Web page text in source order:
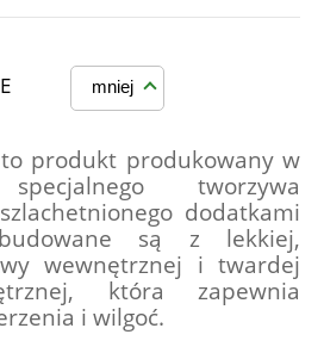
mniej
tworzywa
dodatkami
są z lekkiej,
wewnętrznej i twardej
która zapewnia
i wilgoć.